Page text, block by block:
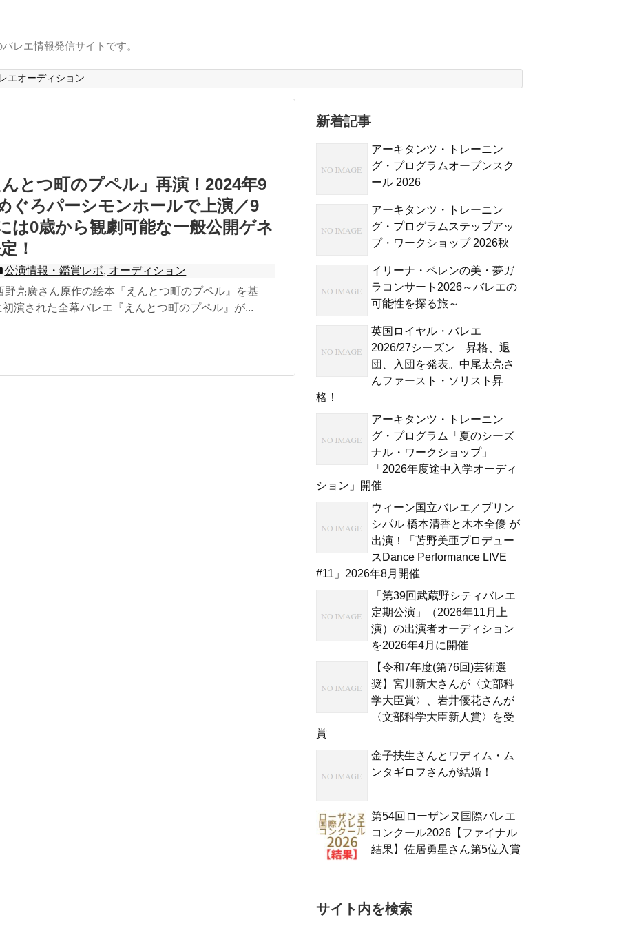
レエ情報発信サイトです。
エオーディション
とつ町のプペル」再演！2024年9
ぐろパーシモンホールで上演／9
は0歳から観劇可能な一般公開ゲネ
！
公演情報・鑑賞レポ, オーディション
野亮廣さん原作の絵本『えんとつ町のプペル』を基
演された全幕バレエ『えんとつ町のプペル』が...
新着記事
アーキタンツ・トレーニン
グ・プログラムオープンスク
ール 2026
アーキタンツ・トレーニン
グ・プログラムステップアッ
プ・ワークショップ 2026秋
イリーナ・ペレンの美・夢ガ
ラコンサート2026～バレエの
可能性を探る旅～
英国ロイヤル・バレエ
2026/27シーズン 昇格、退
団、入団を発表。中尾太亮さ
んファースト・ソリスト昇
格！
アーキタンツ・トレーニン
グ・プログラム「夏のシーズ
ナル・ワークショップ」
「2026年度途中入学オーディ
ション」開催
ウィーン国立バレエ／プリン
シパル 橋本清香と木本全優 が
出演！「苫野美亜プロデュー
スDance Performance LIVE
#11」2026年8月開催
「第39回武蔵野シティバレエ
定期公演」（2026年11月上
演）の出演者オーディション
を2026年4月に開催
【令和7年度(第76回)芸術選
奨】宮川新大さんが〈文部科
学大臣賞〉、岩井優花さんが
〈文部科学大臣新人賞〉を受
賞
金子扶生さんとワディム・ム
ンタギロフさんが結婚！
第54回ローザンヌ国際バレエ
コンクール2026【ファイナル
結果】佐居勇星さん第5位入賞
サイト内を検索